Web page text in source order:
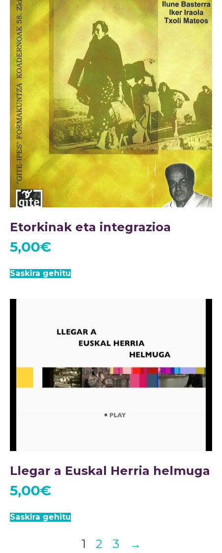
Etorkinak eta integrazioa
5,00€
Saskira gehitu
Llegar a Euskal Herria helmuga
5,00€
Saskira gehitu
1 2 3 →